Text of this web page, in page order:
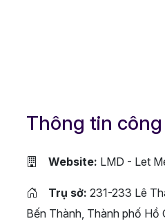
Thông tin
Website: LMD - Let
Trụ sở: 231-233 Lê
Bến Thành, Thành phố Hồ